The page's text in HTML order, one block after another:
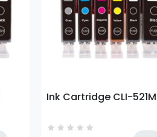
Ink Cartridge CLI-521M